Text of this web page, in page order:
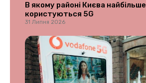
В якому районі Києва найбільше
користуються 5G
31 Липня 2026